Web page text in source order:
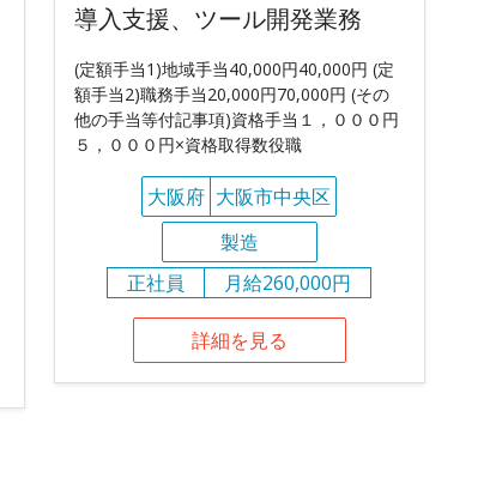
導入支援、ツール開発業務
(定額手当1)地域手当40,000円40,000円 (定
額手当2)職務手当20,000円70,000円 (その
他の手当等付記事項)資格手当１，０００円
５，０００円×資格取得数役職
大阪府 大阪市中央区
製造
正社員
月給260,000円
詳細を見る